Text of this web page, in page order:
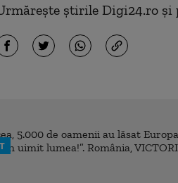
știrile Digi24.ro și